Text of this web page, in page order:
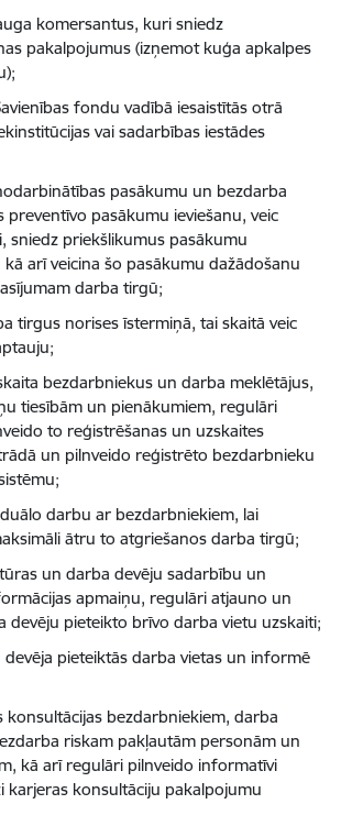
komersantus, kuri sniedz
pakalpojumus (izņemot kuģa apkalpes
fondu vadībā iesaistītās otrā
vai sadarbības iestādes
pasākumu un bezdarba
preventīvo pasākumu ieviešanu, veic
sniedz priekšlikumus pasākumu
kā arī veicina šo pasākumu dažādošanu
darba tirgū;
tirgus norises īstermiņā, tai skaitā veic
bezdarbniekus un darba meklētājus,
tiesībām un pienākumiem, regulāri
to reģistrēšanas un uzskaites
un pilnveido reģistrēto bezdarbnieku
darbu ar bezdarbniekiem, lai
ātru to atgriešanos darba tirgū;
un darba devēju sadarbību un
apmaiņu, regulāri atjauno un
devēju pieteikto brīvo darba vietu uzskaiti;
devēja pieteiktās darba vietas un informē
konsultācijas bezdarbniekiem, darba
riskam pakļautām personām un
kā arī regulāri pilnveido informatīvi
karjeras konsultāciju pakalpojumu